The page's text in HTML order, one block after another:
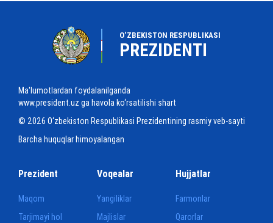
O‘ZBEKISTON RESPUBLIKASI
PREZIDENTI
Ma'lumotlardan foydalanilganda
www.president.uz ga havola ko‘rsatilishi shart
© 2026 O‘zbekiston Respublikasi Prezidentining rasmiy veb-sayti
Barcha huquqlar himoyalangan
Prezident
Maqom
Tarjimayi hol
Voqealar
Yangiliklar
Majlislar
Hujjatlar
Farmonlar
Qarorlar